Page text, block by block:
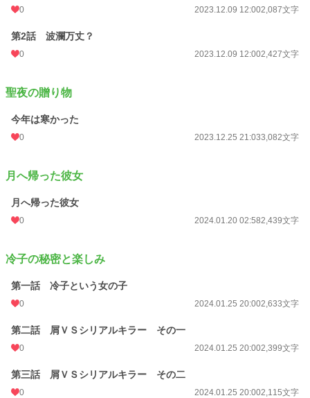
0 2023.12.09 12:002,087文字
第2話 波瀾万丈？
0 2023.12.09 12:002,427文字
聖夜の贈り物
今年は寒かった
0 2023.12.25 21:033,082文字
月へ帰った彼女
月へ帰った彼女
0 2024.01.20 02:582,439文字
冷子の秘密と楽しみ
第一話 冷子という女の子
0 2024.01.25 20:002,633文字
第二話 屑ＶＳシリアルキラー その一
0 2024.01.25 20:002,399文字
第三話 屑ＶＳシリアルキラー その二
0 2024.01.25 20:002,115文字